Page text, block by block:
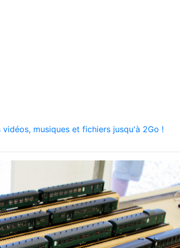
musiques et fichiers jusqu'à 2Go !